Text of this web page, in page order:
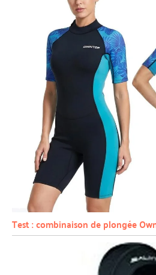
Test : combinaison de plongée